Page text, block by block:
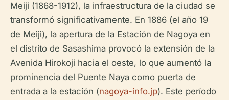
Meiji (1868-1912), la infraestructura de la ciudad se
transformó significativamente. En 1886 (el año 19
de Meiji), la apertura de la Estación de Nagoya en
el distrito de Sasashima provocó la extensión de la
Avenida Hirokoji hacia el oeste, lo que aumentó la
prominencia del Puente Naya como puerta de
entrada a la estación (nagoya-info.jp). Este período